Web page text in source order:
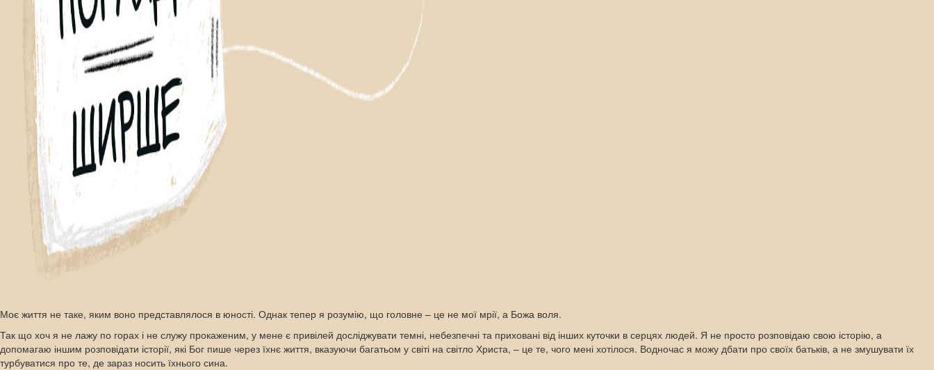
Моє життя не таке, яким воно представлялося в юності. Однак тепер я розумію, що головне – це не мої мрії, а Божа воля.
Так що хоч я не лажу по горах і не служу прокаженим, у мене є привілей досліджувати темні, небезпечні та приховані від інших куточки в серцях людей. Я не просто розповідаю свою історію, а
допомагаю іншим розповідати історії, які Бог пише через їхнє життя, вказуючи багатьом у світі на світло Христа, – це те, чого мені хотілося. Водночас я можу дбати про своїх батьків, а не змушувати їх
турбуватися про те, де зараз носить їхнього сина.